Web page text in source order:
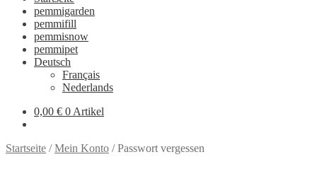
pemmigarden
pemmifill
pemmisnow
pemmipet
Deutsch
Français
Nederlands
0,00 € 0 Artikel
Startseite /Mein Konto /Passwort vergessen